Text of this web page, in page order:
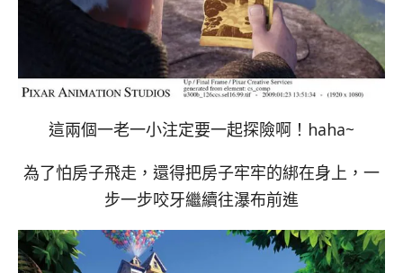
這兩個一老一小注定要一起探險啊！haha~
為了怕房子飛走，還得把房子牢牢的綁在身上，一
步一步咬牙繼續往瀑布前進